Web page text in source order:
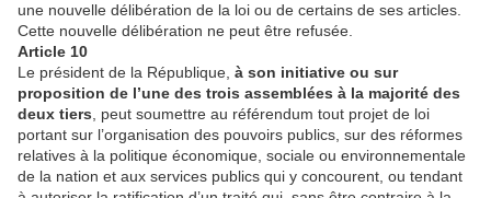
une nouvelle délibération de la loi ou de certains de ses articles.
Cette nouvelle délibération ne peut être refusée.
Article 10
Le président de la République, à son initiative ou sur
proposition de l’une des trois assemblées à la majorité des
deux tiers , peut soumettre au référendum tout projet de loi
portant sur l’organisation des pouvoirs publics, sur des réformes
relatives à la politique économique, sociale ou environnementale
de la nation et aux services publics qui y concourent, ou tendant